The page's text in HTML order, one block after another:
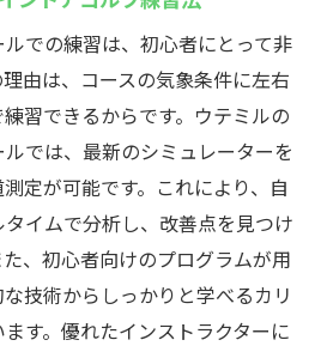
での練習は、初心者にとって非
由は、コースの気象条件に左右
習できるからです。ウテミルの
では、最新のシミュレーターを
定が可能です。これにより、自
イムで分析し、改善点を見つけ
、初心者向けのプログラムが用
技術からしっかりと学べるカリ
す。優れたインストラクターに